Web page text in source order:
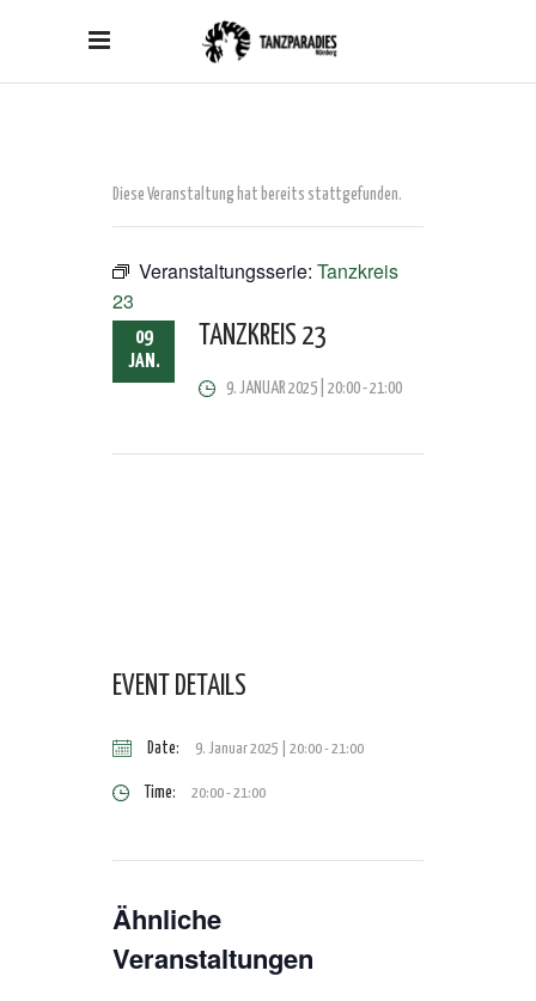
Diese Veranstaltung hat bereits stattgefunden.
Veranstaltungsserie: Tanzkreis
23
09
JAN.
TANZKREIS 23
9. JANUAR 2025 | 20:00-21:00
EVENT DETAILS
Date: 9. Januar 2025 | 20:00-21:00
Time: 20:00 - 21:00
Ähnliche
Veranstaltungen